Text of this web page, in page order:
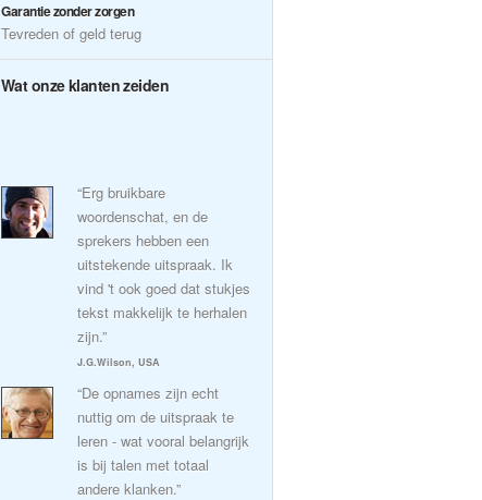
Garantie zonder zorgen
Tevreden of geld terug
Wat onze klanten zeiden
“Erg bruikbare
woordenschat, en de
sprekers hebben een
uitstekende uitspraak. Ik
vind 't ook goed dat stukjes
tekst makkelijk te herhalen
zijn.”
J.G.Wilson, USA
“De opnames zijn echt
nuttig om de uitspraak te
leren - wat vooral belangrijk
is bij talen met totaal
andere klanken.”